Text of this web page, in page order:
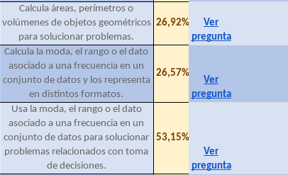
Calcula áreas, perímetros o
volúmenes de objetos geométricos
para solucionar problemas.
26,92%
Ver
pregunta
Calcula la moda, el rango o el dato
asociado a una frecuencia en un
conjunto de datos y los representa
en distintos formatos.
26,57%
Ver
pregunta
Usa la moda, el rango o el dato
asociado a una frecuencia en un
conjunto de datos para solucionar
problemas relacionados con toma
de decisiones.
53,15%
Ver
pregunta